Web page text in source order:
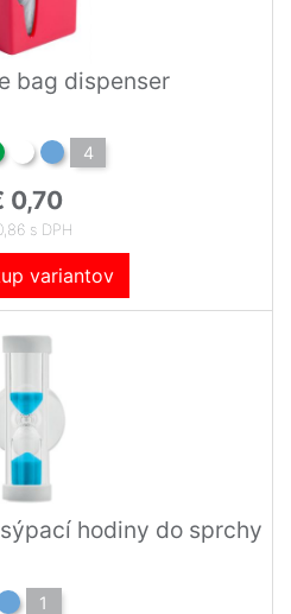
bag dispenser
4
0,70
s DPH
variantov
hodiny do sprchy
1